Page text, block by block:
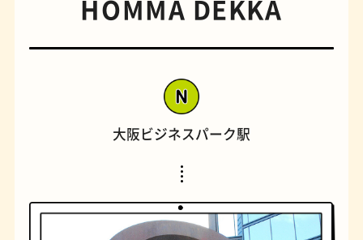
スポーツバー
HOMMA DEKKA
大阪ビジネスパーク駅